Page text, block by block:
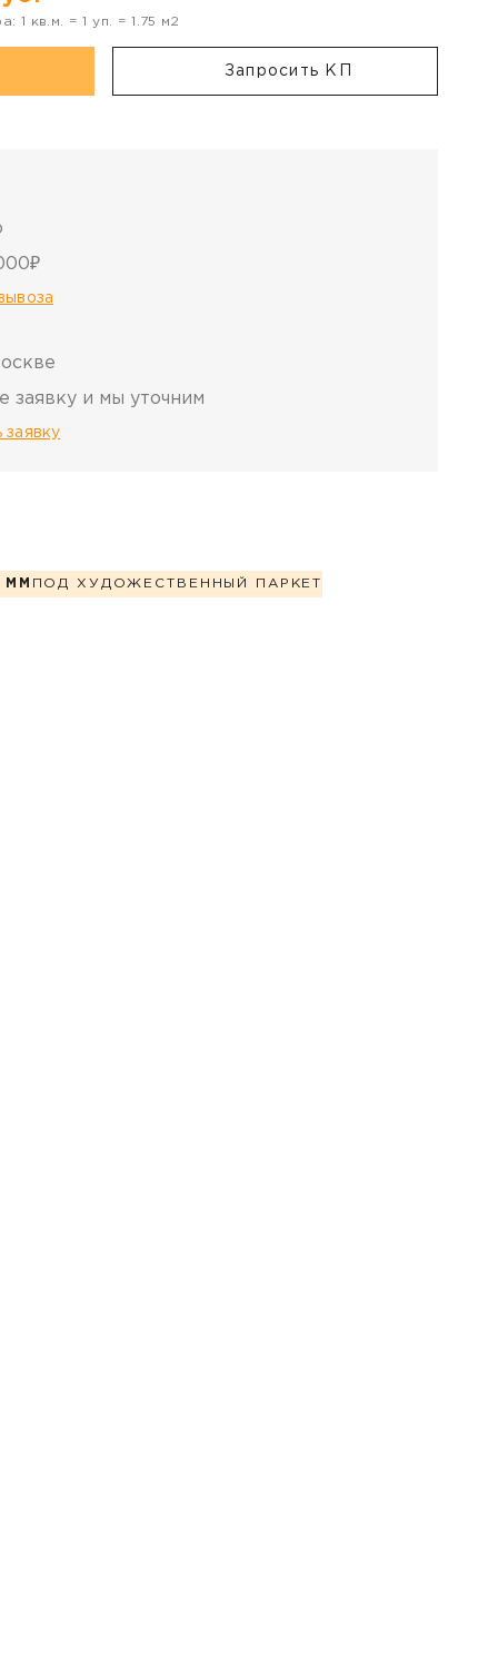
1 кв.м. =1 уп. =1.75 м2
Запросить КП
заявку и мы уточним
заявку
ММ ПОД ХУДОЖЕСТВЕННЫЙ ПАРКЕТ